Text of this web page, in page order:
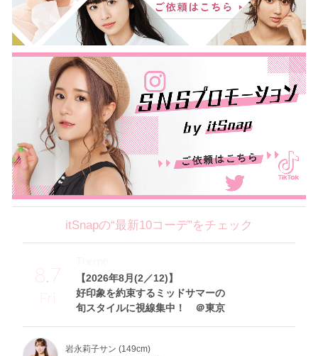
itSnapの“最新10コーデ”をチェック
8.7
Fri
【2026年8月(2／12)】
好印象を約束するミッドサマーの
旬スタイルに視線集中！ ＠東京
Theme
岩永莉子サン (149cm)